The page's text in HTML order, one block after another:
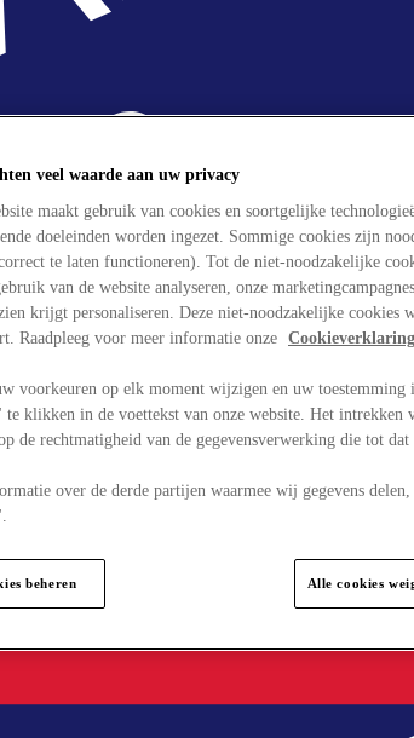
veel waarde aan uw privacy
maakt gebruik van cookies en soortgelijke
doeleinden worden ingezet. Sommige cookies zijn
te laten functioneren). Tot de niet-noodzakelijke
van de website analyseren, onze
krijgt personaliseren. Deze niet-noodzakelijke cookies
Raadpleeg voor meer informatie onze Cookieverklaring
voorkeuren op elk moment wijzigen en uw toestemming
te klikken in de voettekst van onze website. Het intrekken
de rechtmatigheid van de gegevensverwerking die tot dat
over de derde partijen waarmee wij gegevens
beheren Alle cookies